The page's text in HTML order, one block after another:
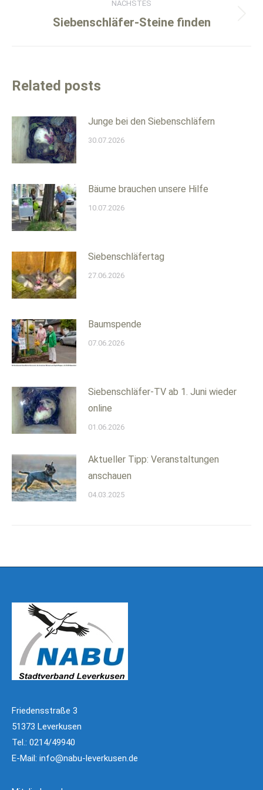
NÄCHSTES
Nächster
Siebenschläfer-Steine finden
Related posts
Junge bei den Siebenschläfern
30.07.2026
Bäume brauchen unsere Hilfe
10.07.2026
Siebenschläfertag
27.06.2026
Baumspende
07.06.2026
Siebenschläfer-TV ab 1. Juni wieder
online
01.06.2026
Aktueller Tipp: Veranstaltungen
anschauen
04.03.2025
Friedensstraße 3
51373 Leverkusen
Tel.: 0214/49940
E-Mail: info@nabu-leverkusen.de